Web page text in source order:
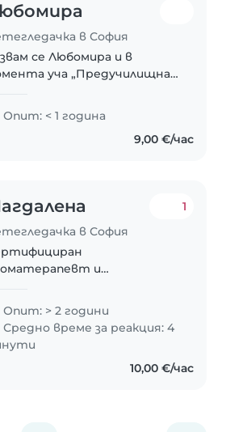
в София
се Любомира и в
уча „Предучилищна
с деца и именно
търся работа като
Опит: < 1 година
9,00 €/час
в София
1
и
хора и деца. От една година
почасово като
на малки деца.
грижовна и
Опит: > 2 години
Средно време за реакция: 4
10,00 €/час